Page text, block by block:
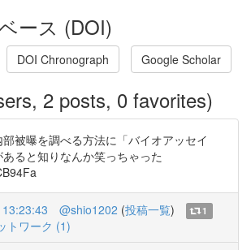
ース (DOI)
DOI Chronograph Google Scholar
2 posts, 0 favorites)
被曝を調べる方法に「バイオアッセイ
ると知りなんか笑っちゃった
@shio1202 (投稿一覧) 1
トワーク (1)